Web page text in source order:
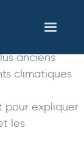
nous
Les
anciens
climatiques
pour expliquer
les